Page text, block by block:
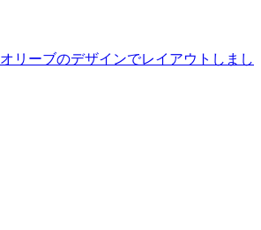
リーブのデザインでレイアウトしまし